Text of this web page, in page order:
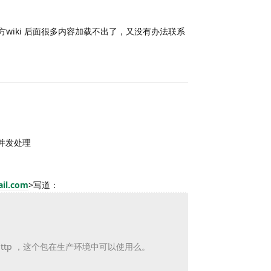
wiki 后面很多内容加载不出了，又没有办法联系
发处理
>写道：
，这个包在生产环境中可以使用么。